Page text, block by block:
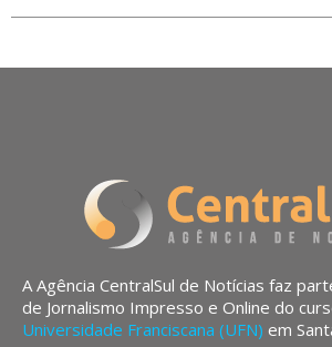
A Agência CentralSul de Notícias faz
de Jornalismo Impresso e Online do
Universidade Franciscana (UFN) em